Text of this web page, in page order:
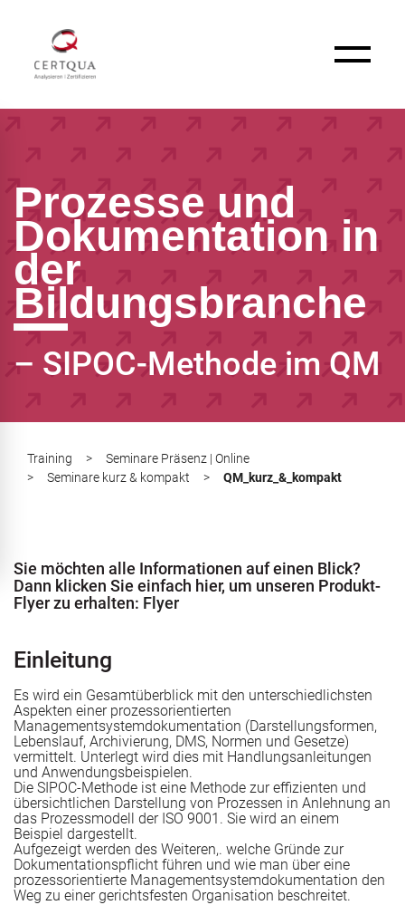
Rechtsgebiete
(DIN EN ISO 9001) vor?
gestalten
AZAV Stellenausschreibung
Prozesse und
Dokumentation in
der
Bildungsbranche
– SIPOC-Methode im QM
Training >
Seminare Präsenz | Online
>
Seminare kurz & kompakt > QM_kurz_&_kompakt
Sie möchten alle Informationen auf einen Blick?
Dann klicken Sie einfach hier, um unseren Produkt-
Flyer zu erhalten: Flyer
Einleitung
Es wird ein Gesamtüberblick mit den unterschiedlichsten
Aspekten einer prozessorientierten
Managementsystemdokumentation (Darstellungsformen,
Lebenslauf, Archivierung, DMS, Normen und Gesetze)
vermittelt. Unterlegt wird dies mit Handlungsanleitungen
und Anwendungsbeispielen.
Die SIPOC-Methode ist eine Methode zur effizienten und
übersichtlichen Darstellung von Prozessen in Anlehnung an
das Prozessmodell der ISO 9001. Sie wird an einem
Beispiel dargestellt.
Aufgezeigt werden des Weiteren,. welche Gründe zur
Dokumentationspflicht führen und wie man über eine
prozessorientierte Managementsystemdokumentation den
Weg zu einer gerichtsfesten Organisation beschreitet.